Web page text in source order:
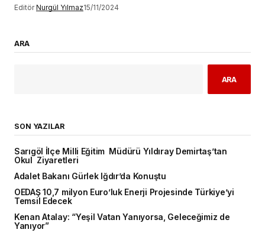
Editör Nurgül Yılmaz15/11/2024
ARA
ARA
SON YAZILAR
Sarıgöl İlçe Milli Eğitim Müdürü Yıldıray Demirtaş’tan
Okul Ziyaretleri
Adalet Bakanı Gürlek Iğdır’da Konuştu
OEDAŞ 10,7 milyon Euro’luk Enerji Projesinde Türkiye’yi
Temsil Edecek
Kenan Atalay: “Yeşil Vatan Yanıyorsa, Geleceğimiz de
Yanıyor”